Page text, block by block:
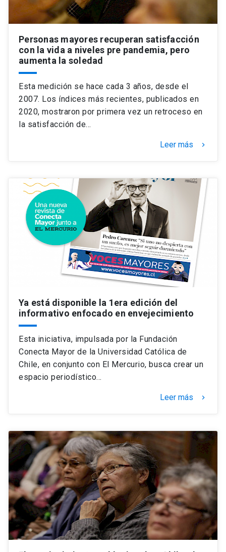
Personas mayores recuperan satisfacción
con la vida a niveles pre pandemia, pero
aumenta la soledad
Esta medición se hace cada 3 años, desde el
2007. Los índices más recientes, publicados en
2020, mostraron por primera vez un retroceso en
la satisfacción de…
Leer más keyboard_arrow_right
Ya está disponible la 1era edición del
informativo enfocado en envejecimiento
Esta iniciativa, impulsada por la Fundación
Conecta Mayor de la Universidad Católica de
Chile, en conjunto con El Mercurio, busca crear un
espacio periodístico…
Leer más keyboard_arrow_right